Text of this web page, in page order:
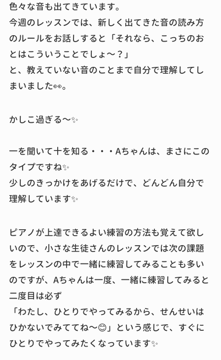
色々な音も出てきています。
今週のレッスンでは、新しく出てきた音の読み方
のルールをお話しすると「それなら、こっちのお
とはこういうことでしょ～？」
と、教えていない音のことまで自分で理解してし
まいました👀。
かしこ過ぎる～✨
一を聞いて十を知る・・・Aちゃんは、まさにこの
タイプですね✨
少しのきっかけをあげるだけで、どんどん自分で
理解しています✨
ピアノが上達できるよい練習の方法も覚えて欲し
いので、小さな生徒さんのレッスンでは次の課題
をレッスンの中で一緒に練習してみることも多い
のですが、Aちゃんは一度、一緒に練習してみると
二度目は必ず
「わたし、ひとりでやってみるから、せんせいは
ひかないでみててね～😊」という感じで、すぐに
ひとりでやってみたくなっています✨